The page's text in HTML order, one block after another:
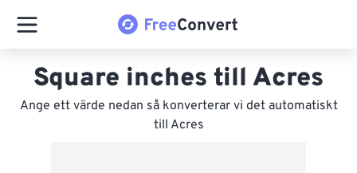
Square inches till Acres
Ange ett värde nedan så konverterar vi det automatiskt
till Acres